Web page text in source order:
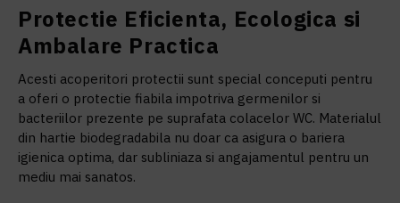
Protectie Eficienta, Ecologica si
Ambalare Practica
Acesti acoperitori protectii sunt special conceputi pentru
a oferi o protectie fiabila impotriva germenilor si
bacteriilor prezente pe suprafata colacelor WC. Materialul
din hartie biodegradabila nu doar ca asigura o bariera
igienica optima, dar subliniaza si angajamentul pentru un
mediu mai sanatos.